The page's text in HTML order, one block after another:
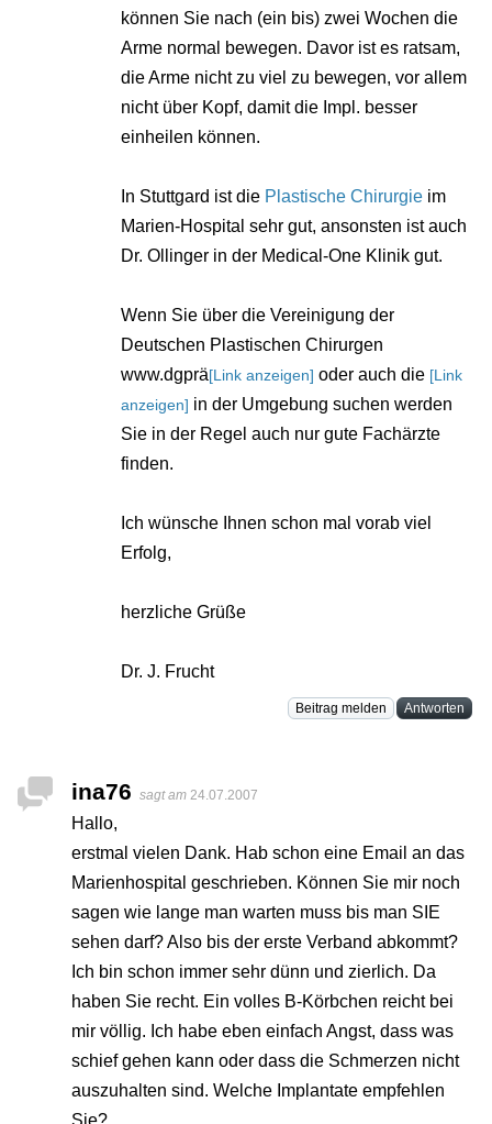
können Sie nach (ein bis) zwei Wochen die
Arme normal bewegen. Davor ist es ratsam,
die Arme nicht zu viel zu bewegen, vor allem
nicht über Kopf, damit die Impl. besser
einheilen können.
In Stuttgard ist die Plastische Chirurgie im
Marien-Hospital sehr gut, ansonsten ist auch
Dr. Ollinger in der Medical-One Klinik gut.
Wenn Sie über die Vereinigung der
Deutschen Plastischen Chirurgen
www.dgprä[Link anzeigen] oder auch die [Link
anzeigen] in der Umgebung suchen werden
Sie in der Regel auch nur gute Fachärzte
finden.
Ich wünsche Ihnen schon mal vorab viel
Erfolg,
herzliche Grüße
Dr. J. Frucht
Beitrag melden Antworten
ina76 sagt am 24.07.2007
Hallo,
erstmal vielen Dank. Hab schon eine Email an das
Marienhospital geschrieben. Können Sie mir noch
sagen wie lange man warten muss bis man SIE
sehen darf? Also bis der erste Verband abkommt?
Ich bin schon immer sehr dünn und zierlich. Da
haben Sie recht. Ein volles B-Körbchen reicht bei
mir völlig. Ich habe eben einfach Angst, dass was
schief gehen kann oder dass die Schmerzen nicht
auszuhalten sind. Welche Implantate empfehlen